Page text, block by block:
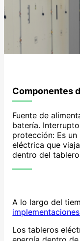
Componentes
Fuente de
batería.
protección: Es
eléctrica que
dentro del
A lo largo del
Los tableros